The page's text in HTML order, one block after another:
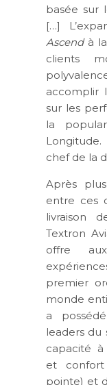
basée sur
[…]
Ascendà la
clients
accomplir
sur les
la
chef de la
Après
entre ces
livraison
Textron
offre
premier
monde
a
leaders
capacité
et
pointe) et